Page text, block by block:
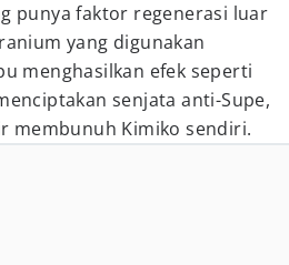
punya faktor regenerasi luar
yang digunakan
menghasilkan efek seperti
senjata anti-Supe,
membunuh Kimiko sendiri.